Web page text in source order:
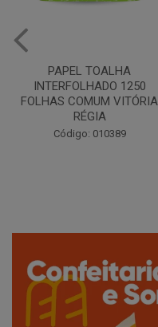
CAFÉ TORRADO E MOÍDO
CLÁSSICO ALMOFADA 250G
SANTA CLARA
Código: 042389